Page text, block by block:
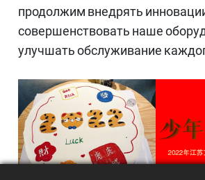
русский язык
продолжим внедрять
совершенствовать наше
улучшать обслуживание